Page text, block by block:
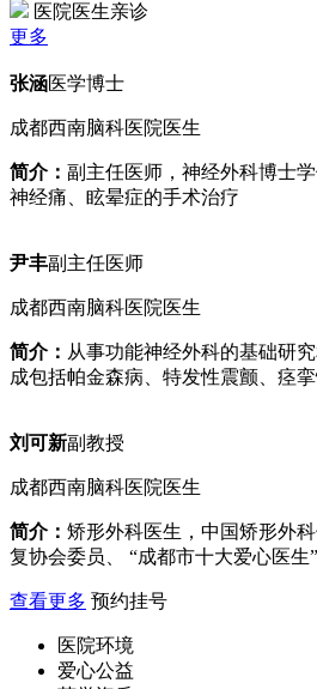
医院医生亲诊
更多
张涵医学博士
成都西南脑科医院医生
简介： 副主任医师，神经外科博士
神经痛、眩晕症的手术治疗
尹丰副主任医师
成都西南脑科医院医生
简介： 从事功能神经外科的基础研
成包括帕金森病、特发性震颤、痉
刘可新副教授
成都西南脑科医院医生
简介： 矫形外科医生，中国矫形外
复协会委员、 “成都市十大爱心医
查看更多 预约挂号
医院环境
爱心公益